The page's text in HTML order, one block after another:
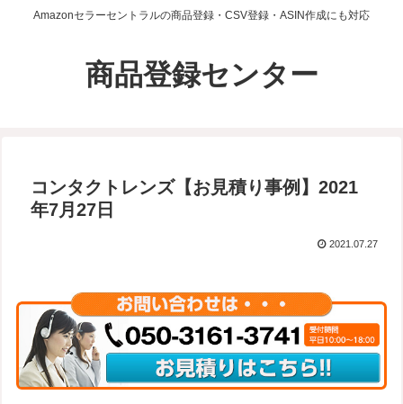
Amazonセラーセントラルの商品登録・CSV登録・ASIN作成にも対応
商品登録センター
コンタクトレンズ【お見積り事例】2021
年7月27日
2021.07.27